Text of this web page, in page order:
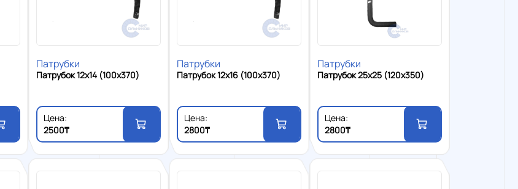
Патрубки
Патрубок 12x14 (100x370)
Цена:
2500₸
Патрубки
Патрубок 12x16 (100x370)
Цена:
2800₸
Патрубки
Патрубок 25x25 (120x350)
Цена:
2800₸